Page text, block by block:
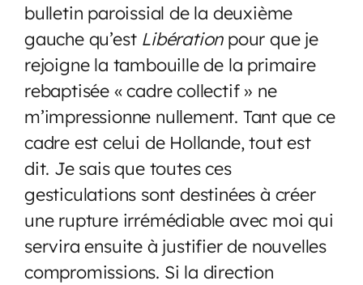
bulletin paroissial de la deuxième
gauche qu’est Libération pour que je
rejoigne la tambouille de la primaire
rebaptisée « cadre collectif » ne
m’impressionne nullement. Tant que ce
cadre est celui de Hollande, tout est
dit. Je sais que toutes ces
gesticulations sont destinées à créer
une rupture irrémédiable avec moi qui
servira ensuite à justifier de nouvelles
compromissions. Si la direction